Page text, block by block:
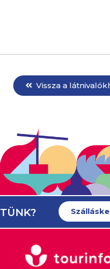
Vissza a